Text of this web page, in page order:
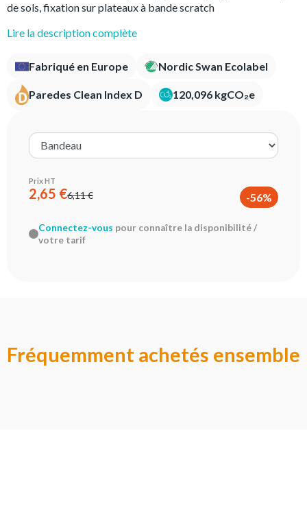
de sols, fixation sur plateaux à bande scratch
Lire la description complète
Fabriqué en Europe Nordic Swan Ecolabel
Paredes Clean Index D 120,096 kgCO₂e
Prix HT
2,65 €6,11 € -56%
Connectez-vous pour connaître la disponibilité /
votre tarif
Fréquemment achetés ensemble